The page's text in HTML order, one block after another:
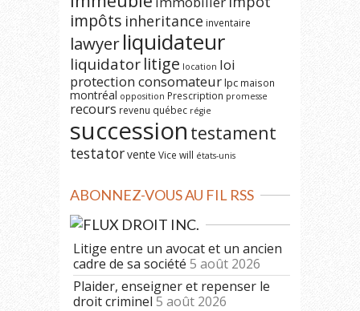
impôts inheritance inventaire
lawyerliquidateur
liquidatorlitige location loi
protection consomateurlpc maison
montréal opposition Prescription promesse
recours revenu québec régie
succession testament
testatorvente Vice will états-unis
ABONNEZ-VOUS AU FIL RSS
DROIT INC.
Litige entre un avocat et un ancien
cadre de sa société 5 août 2026
Plaider, enseigner et repenser le
droit criminel 5 août 2026